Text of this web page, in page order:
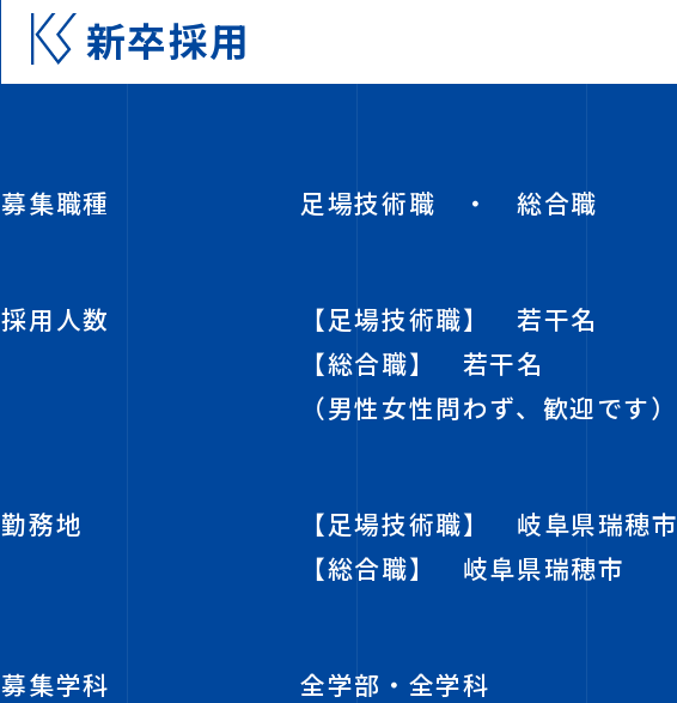
新卒採用
募集職種 足場技術職 ・ 総合職
採用人数
【足場技術職】 若干名
【総合職】 若干名
（男性女性問わず、歓迎です）
勤務地
【足場技術職】 岐阜県瑞穂市
【総合職】 岐阜県瑞穂市
募集学科 全学部・全学科